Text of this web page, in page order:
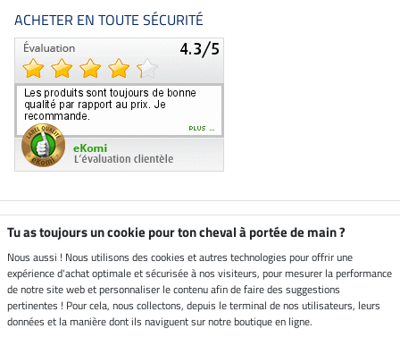
ACHETER EN TOUTE SÉCURITÉ
Boutique climatiquement
neutre
Livraison par
Tu as toujours un cookie pour ton cheval à portée de main ?
Nous aussi ! Nous utilisons des cookies et autres technologies pour offrir une
expérience d'achat optimale et sécurisée à nos visiteurs, pour mesurer la performance
de notre site web et personnaliser le contenu afin de faire des suggestions
pertinentes ! Pour cela, nous collectons, depuis le terminal de nos utilisateurs, leurs
données et la manière dont ils naviguent sur notre boutique en ligne.